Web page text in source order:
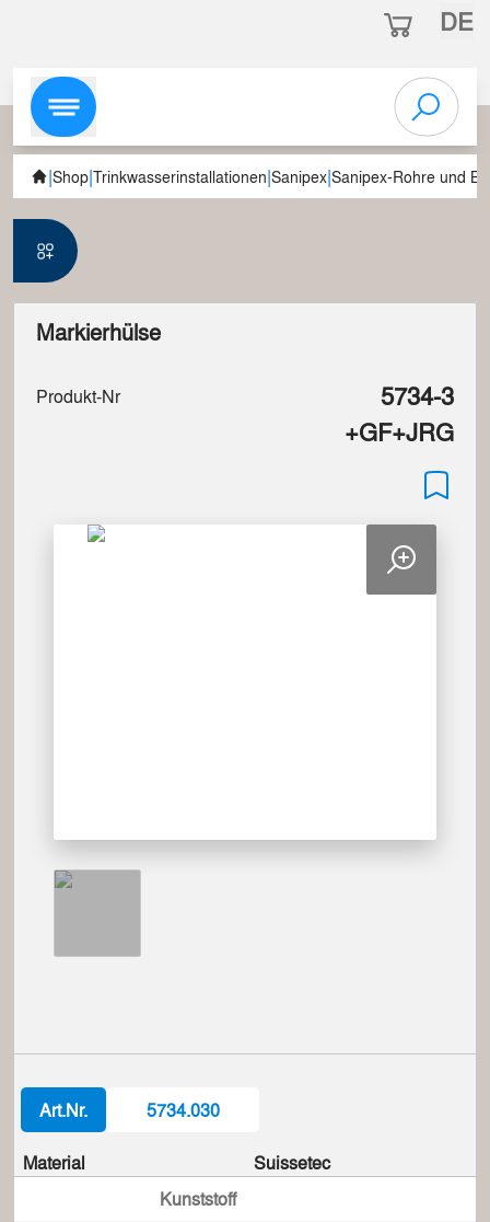
DE
|Shop|Trinkwasserinstallationen|Sanipex|Sanipex-Rohre und
Markierhülse
Produkt-Nr
5734-3
+GF+JRG
Art.Nr. 5734.030
Material
Kunststoff
Suissetec